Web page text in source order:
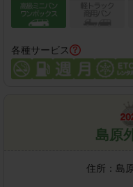
各種サービス
島原
住所： 島